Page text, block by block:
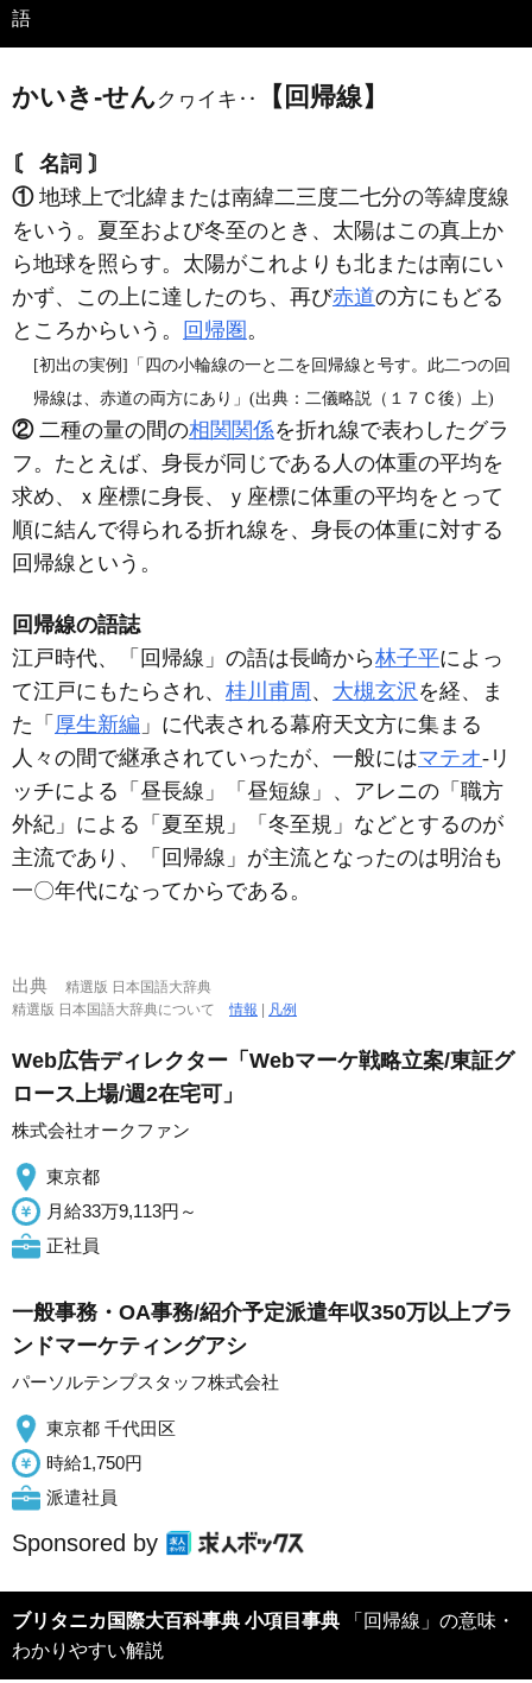
語
かいき‐せんクヮイキ‥ 【回帰線】
〘 名詞 〙
①地球上で北緯または南緯二三度二七分の等緯度線
をいう。夏至および冬至のとき、太陽はこの真上か
ら地球を照らす。太陽がこれよりも北または南にい
かず、この上に達したのち、再び赤道の方にもどる
ところからいう。
回帰圏 。
[初出の実例]「四の小輪線の一と二を回帰線と号す。此二つの回
帰線は、赤道の両方にあり」(出典：二儀略説（１７Ｃ後）上)
②二種の量の間の相関関係を折れ線で表わしたグラ
フ。たとえば、身長が同じである人の体重の平均を
求め、ｘ座標に身長、ｙ座標に体重の平均をとって
順に結んで得られる折れ線を、身長の体重に対する
回帰線という。
回帰線の語誌
江戸時代、「回帰線」の語は長崎から林子平によっ
て江戸にもたらされ、 桂川甫周 、 大槻玄沢 を経、ま
た「 厚生新編 」に代表される幕府天文方に集まる
人々の間で継承されていったが、一般にはマテオ‐リ
ッチによる「昼長線」「昼短線」、アレニの「職方
外紀」による「夏至規」「冬至規」などとするのが
主流であり、「回帰線」が主流となったのは明治も
一〇年代になってからである。
出典
精選版 日本国語大辞典
精選版 日本国語大辞典について情報 | 凡例
Web広告ディレクター「Webマーケ戦略立案/東証グ
ロース上場/週2在宅可」
株式会社オークファン
東京都
月給33万9,113円～
正社員
一般事務・OA事務/紹介予定派遣年収350万以上ブラ
ンドマーケティングアシ
パーソルテンプスタッフ株式会社
東京都 千代田区
時給1,750円
派遣社員
Sponsored by
ブリタニカ国際大百科事典 小項目事典 「回帰線」の意味・
わかりやすい解説